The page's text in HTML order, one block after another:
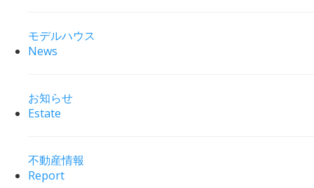
モデルハウス
News
お知らせ
Estate
不動産情報
Report